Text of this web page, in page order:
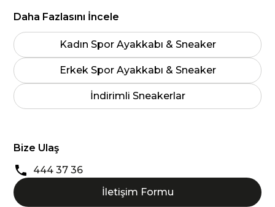
Daha Fazlasını İncele
Kadın Spor Ayakkabı & Sneaker
Erkek Spor Ayakkabı & Sneaker
İndirimli Sneakerlar
Bize Ulaş
444 37 36
İletişim Formu